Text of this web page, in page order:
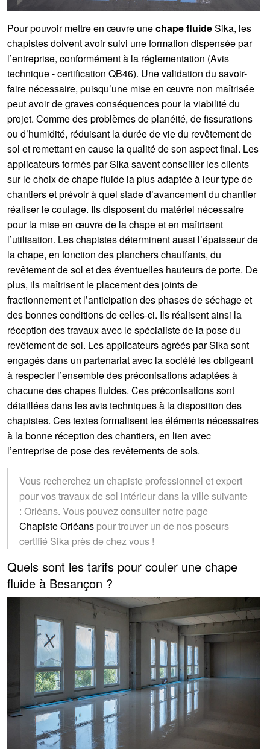
Pour pouvoir mettre en œuvre unechape fluideSika, les
chapistes doivent avoir suivi une formation dispensée par
l’entreprise, conformément à la réglementation (Avis
technique - certification QB46). Une validation du savoir-
faire nécessaire, puisqu’une mise en œuvre non maîtrisée
peut avoir de graves conséquences pour la viabilité du
projet. Comme des problèmes de planéité, de fissurations
ou d’humidité, réduisant la durée de vie du revêtement de
sol et remettant en cause la qualité de son aspect final. Les
applicateurs formés par Sika savent conseiller les clients
sur le choix de chape fluide la plus adaptée à leur type de
chantiers et prévoir à quel stade d’avancement du chantier
réaliser le coulage. Ils disposent du matériel nécessaire
pour la mise en œuvre de la chape et en maîtrisent
l’utilisation. Les chapistes déterminent aussi l’épaisseur de
la chape, en fonction des planchers chauffants, du
revêtement de sol et des éventuelles hauteurs de porte. De
plus, ils maîtrisent le placement des joints de
fractionnement et l’anticipation des phases de séchage et
des bonnes conditions de celles-ci. Ils réalisent ainsi la
réception des travaux avec le spécialiste de la pose du
revêtement de sol. Les applicateurs agréés par Sika sont
engagés dans un partenariat avec la société les obligeant
à respecter l’ensemble des préconisations adaptées à
chacune des chapes fluides. Ces préconisations sont
détaillées dans les avis techniques à la disposition des
chapistes. Ces textes formalisent les éléments nécessaires
à la bonne réception des chantiers, en lien avec
l’entreprise de pose des revêtements de sols.
Vous recherchez un chapiste professionnel et expert
pour vos travaux de sol intérieur dans la ville suivante
: Orléans. Vous pouvez consulter notre page
Chapiste Orléans pour trouver un de nos poseurs
certifié Sika près de chez vous !
Quels sont les tarifs pour couler une chape
fluide à Besançon ?